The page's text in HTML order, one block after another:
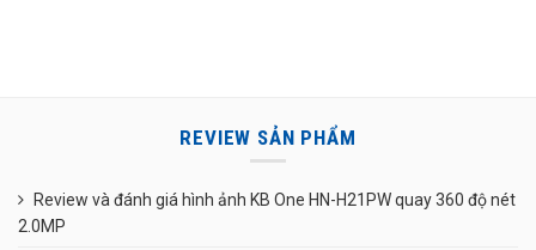
REVIEW SẢN PHẨM
Review và đánh giá hình ảnh KB One HN-H21PW quay 360 độ nét
2.0MP